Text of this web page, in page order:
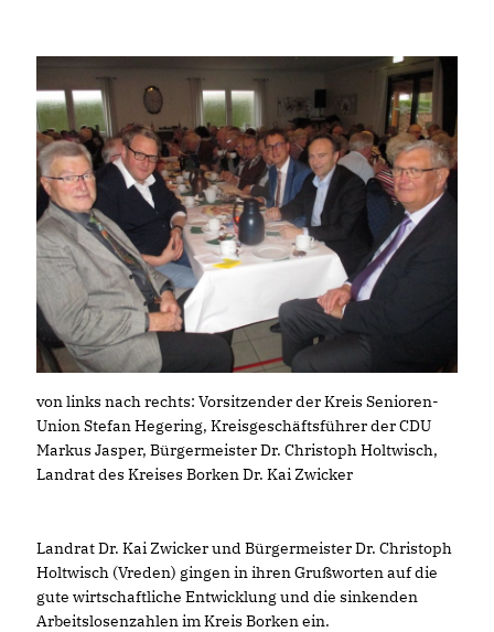
von links nach rechts: Vorsitzender der Kreis Senioren-
Union Stefan Hegering, Kreisgeschäftsführer der CDU
Markus Jasper, Bürgermeister Dr. Christoph Holtwisch,
Landrat des Kreises Borken Dr. Kai Zwicker
Landrat Dr. Kai Zwicker und Bürgermeister Dr. Christoph
Holtwisch (Vreden) gingen in ihren Grußworten auf die
gute wirtschaftliche Entwicklung und die sinkenden
Arbeitslosenzahlen im Kreis Borken ein.